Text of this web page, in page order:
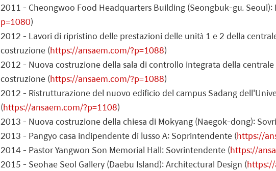
2011 - Cheongwoo Food Headquarters Building (Seongbuk-gu,
p=1080)
2012 - Lavori di ripristino delle prestazioni delle unità 1 e 2 della
costruzione (https://ansaem.com/?p=1088)
2012 - Nuova costruzione della sala di controllo integrata della
costruzione (https://ansaem.com/?p=1088)
2012 - Ristrutturazione del nuovo edificio del campus Sadang
(https://ansaem.com/?p=1108)
2013 - Nuova costruzione della chiesa di Mokyang (Naegok-dong):
2013 - Pangyo casa indipendente di lusso A: Soprintendente (https://
2014 - Pastor Yangwon Son Memorial Hall: Sovrintendente (https://
2015 - Seohae Seol Gallery (Daebu Island): Architectural Design (